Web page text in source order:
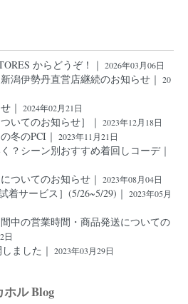
からどうぞ！｜ 2026年03月06日
潟伊勢丹直営店継続のお知らせ｜ 20
｜ 2024年02月21日
いてのお知らせ］｜ 2023年12月18日
冬のPCI｜ 2023年11月21日
？シーン別おすすめ着回しコーデ｜
ついてのお知らせ｜ 2023年08月04日
着サービス］(5/26~5/29)｜ 2023年05月
中の営業時間・商品発送についての
日
ました｜ 2023年03月29日
ル Blog